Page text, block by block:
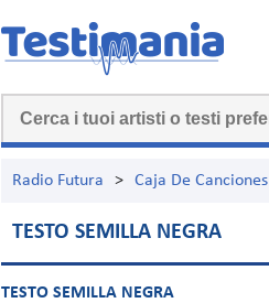
Radio Futura > Caja De Canciones
TESTO SEMILLA NEGRA
TESTO SEMILLA NEGRA